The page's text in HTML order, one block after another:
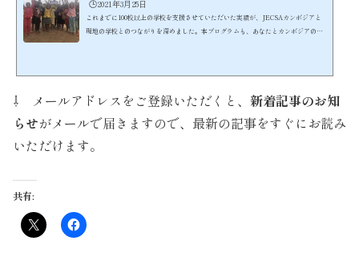
🕒️2021年3月25日
これまでに100校以上の学校を支援させていただいた実績が、JECSAカンボジアと
現地の学校とのつながりを深めました。本プログラムも、あなたとカンボジアの子
催するインターンシップの参加スタイルには、ホームステイ...
⇩ メールアドレスをご登録いただくと、 新着記事のお知
らせがメールで届きますので、最新の記事をすぐにお読み
いただけます。
共有: